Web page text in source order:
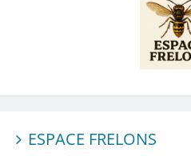
ESPACE FRELONS